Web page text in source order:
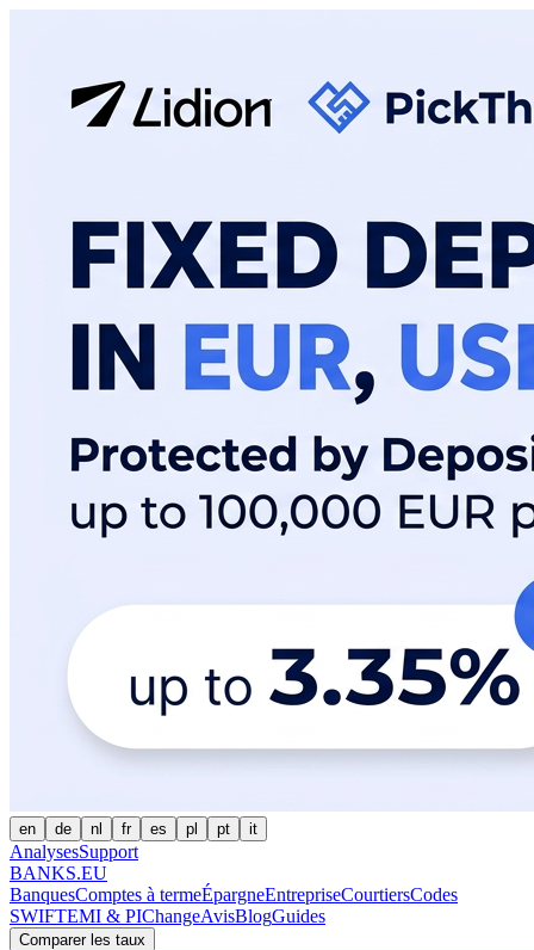
en de nl fr es pl pt it
AnalysesSupport
BANKS.EU
BanquesComptes à termeÉpargneEntrepriseCourtiersCodes
SWIFTEMI & PIChangeAvisBlogGuides
Comparer les taux